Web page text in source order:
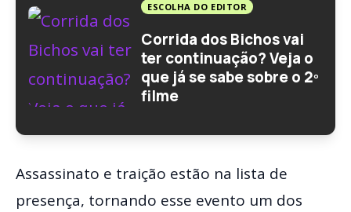
ESCOLHA DO EDITOR
Corrida dos Bichos vai
ter continuação? Veja o
que já se sabe sobre o 2º
filme
Assassinato e traição estão na lista de
presença, tornando esse evento um dos